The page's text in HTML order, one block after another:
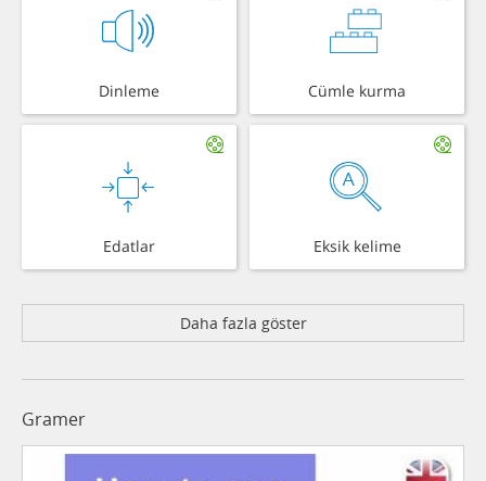
Dinleme Cümle kurma
Edatlar Eksik kelime
Daha fazla göster
Gramer